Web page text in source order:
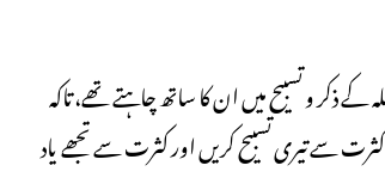
و تسبیح میں ان کا ساتھ چاہتے تھے، تاکہ
کر سکیں:کَیْْ نُسَبِّحَکَ کَثِیْراً وَنَذْکُرَکَ کَثِیْراً۔طہ:۳۳۔۳۴۔(تاکہ ہم کثرت سے تیری تسبیح کریں اور کثرت سے تجھے یاد